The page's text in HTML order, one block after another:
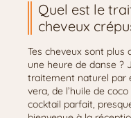
Quel est le
cheveux
Tes cheveux sont
une heure de danse ?
traitement naturel par
vera, de l’huile de
cocktail parfait,